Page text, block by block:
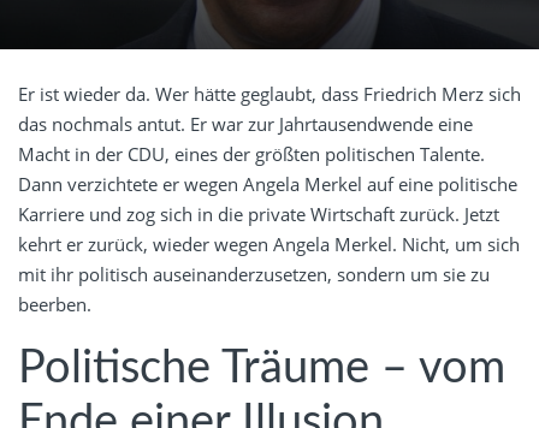
Er ist wieder da. Wer hätte geglaubt, dass Friedrich Merz sich
das nochmals antut. Er war zur Jahrtausendwende eine
Macht in der CDU, eines der größten politischen Talente.
Dann verzichtete er wegen Angela Merkel auf eine politische
Karriere und zog sich in die private Wirtschaft zurück. Jetzt
kehrt er zurück, wieder wegen Angela Merkel. Nicht, um sich
mit ihr politisch auseinanderzusetzen, sondern um sie zu
beerben.
Politische Träume – vom